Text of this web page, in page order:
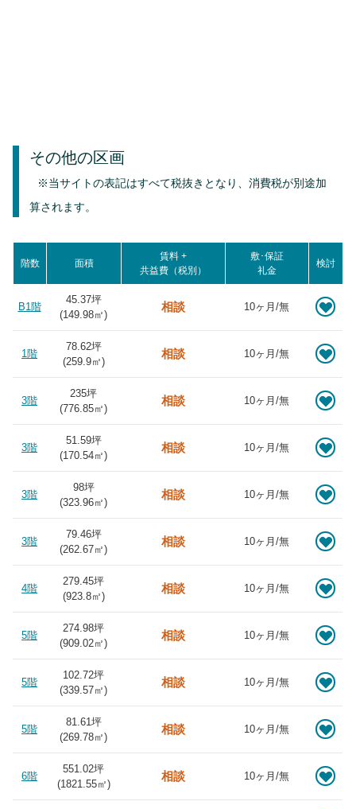
その他の区画
※当サイトの表記はすべて税抜きとなり、消費税が別途加
算されます。
階数 面積
賃料 +
共益費（税別）
敷･保証
礼金
検討
B1階
45.37坪
(149.98㎡)
相談 10ヶ月/無
1階
78.62坪
(259.9㎡)
相談 10ヶ月/無
3階
235坪
(776.85㎡)
相談 10ヶ月/無
3階
51.59坪
(170.54㎡)
相談 10ヶ月/無
3階
98坪
(323.96㎡)
相談 10ヶ月/無
3階
79.46坪
(262.67㎡)
相談 10ヶ月/無
4階
279.45坪
(923.8㎡)
相談 10ヶ月/無
5階
274.98坪
(909.02㎡)
相談 10ヶ月/無
5階
102.72坪
(339.57㎡)
相談 10ヶ月/無
5階
81.61坪
(269.78㎡)
相談 10ヶ月/無
6階
551.02坪
(1821.55㎡)
相談 10ヶ月/無